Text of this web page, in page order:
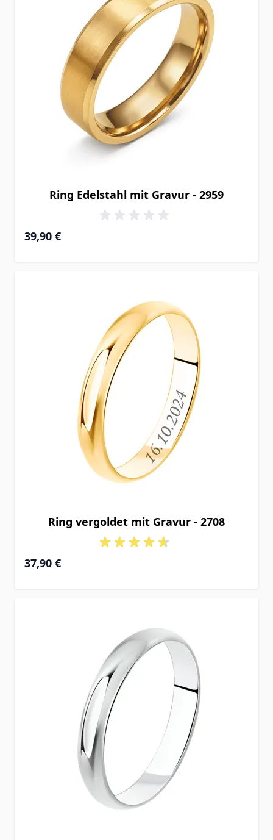
Ring Edelstahl mit Gravur - 2959
39,90 €
Ring vergoldet mit Gravur - 2708
37,90 €